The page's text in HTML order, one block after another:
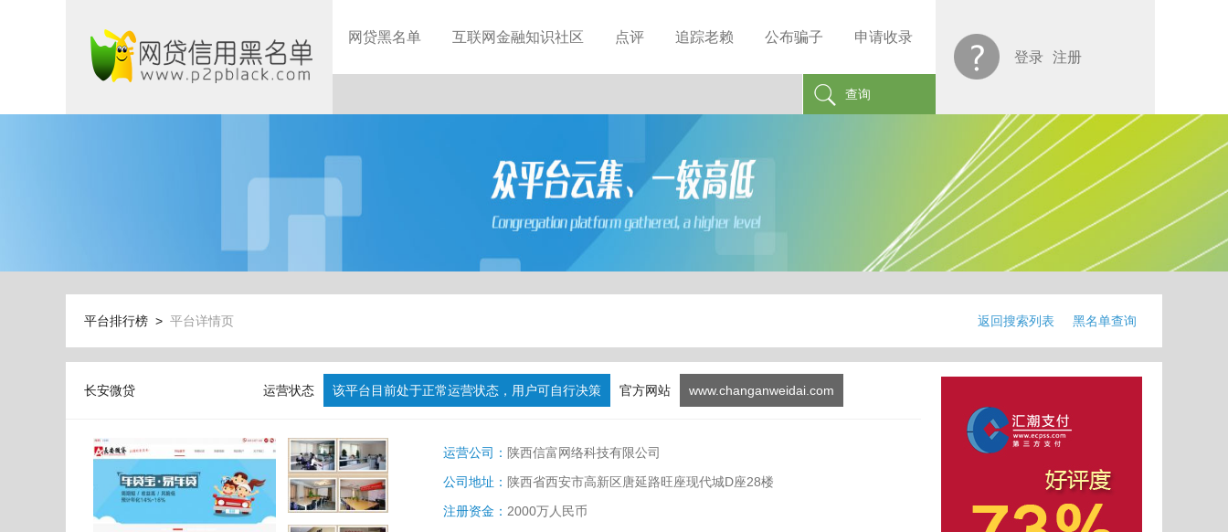
网贷黑名单 互联网金融知识社区 点评 追踪老赖 公布骗子 申请收录
查询
登录 注册
平台排行榜 > 平台详情页 返回搜索列表 黑名单查询
长安微贷 运营状态 该平台目前处于正常运营状态，用户可自行决策 官方网站 www.changanweidai.com
运营公司： 陕西信富网络科技有限公司
公司地址： 陕西省西安市高新区唐延路旺座现代城D座28楼
注册资金： 2000万人民币